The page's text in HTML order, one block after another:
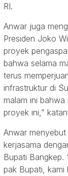
RI.
Anwar juga
Presiden Joko
proyek
bahwa selama
terus
infrastruktur di
malam ini
proyek ini,”
Anwar
kerjasama
Bupati Bangkep.
pak Bupati, kami